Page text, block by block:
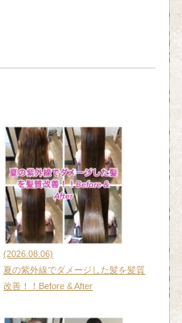
(2026.08.06)
夏の紫外線でダメージした髪を髪質
改善！！Before & After